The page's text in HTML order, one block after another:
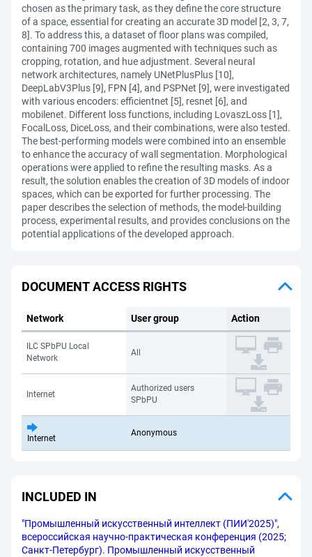
chosen as the primary task, as they define the core structure
of a space, essential for creating an accurate 3D model [2, 3, 7,
8]. To address this, a dataset of floor plans was compiled,
containing 700 images augmented with techniques such as
cropping, rotation, and hue adjustment. Several neural
network architectures, namely UNetPlusPlus [10],
DeepLabV3Plus [9], FPN [4], and PSPNet [9], were investigated
with various encoders: efficientnet [5], resnet [6], and
mobilenet. Different loss functions, including LovaszLoss [1],
FocalLoss, DiceLoss, and their combinations, were also tested.
The best-performing models were combined into an ensemble
to enhance the accuracy of wall segmentation. Morphological
operations were applied to refine the resulting masks. As a
result, the solution enables the creation of 3D models of indoor
spaces, which can be exported for further processing. The
paper describes the selection of methods, the model-building
process, experimental results, and provides conclusions on the
potential applications of the developed approach.
DOCUMENT ACCESS RIGHTS
Network User group Action
ILC SPbPU Local
Network
All
Internet
Authorized users
SPbPU
Internet
Anonymous
INCLUDED IN
"Промышленный искусственный интеллект (ПИИ'2025)",
всероссийская научно-практическая конференция (2025;
Санкт-Петербург). Промышленный искусственный